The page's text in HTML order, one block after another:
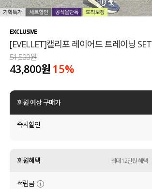
110사이즈
티셔츠
팬츠
셔츠
원피스
수영복
아우터
스커트
언더웨어
EXCLUSIVE
[EVELLET]캘리포 레이어드 트레이닝 SET
51,500원
43,800원 15%
회원 예상 구매가
즉시할인
회원혜택 최대 12만원 혜택
적립금